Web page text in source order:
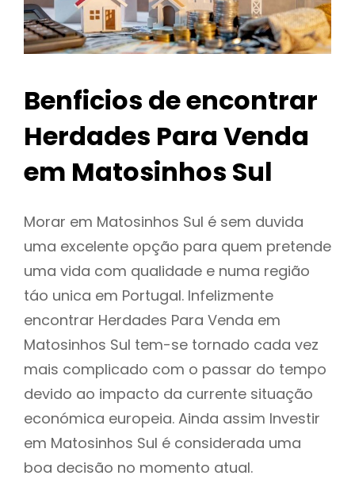
Benficios de encontrar
Herdades Para Venda
em Matosinhos Sul
Morar em Matosinhos Sul é sem duvida
uma excelente opção para quem pretende
uma vida com qualidade e numa região
táo unica em Portugal. Infelizmente
encontrar Herdades Para Venda em
Matosinhos Sul tem-se tornado cada vez
mais complicado com o passar do tempo
devido ao impacto da currente situação
económica europeia. Ainda assim Investir
em Matosinhos Sul é considerada uma
boa decisão no momento atual.